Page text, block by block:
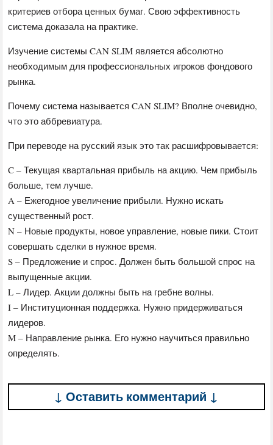
критериев отбора ценных бумаг. Свою эффективность
система доказала на практике.
Изучение системы CAN SLIM является абсолютно
необходимым для профессиональных игроков фондового
рынка.
Почему система называется CAN SLIM? Вполне очевидно,
что это аббревиатура.
При переводе на русский язык это так расшифровывается:
C – Текущая квартальная прибыль на акцию. Чем прибыль
больше, тем лучше.
A – Ежегодное увеличение прибыли. Нужно искать
существенный рост.
N – Новые продукты, новое управление, новые пики. Стоит
совершать сделки в нужное время.
S – Предложение и спрос. Должен быть большой спрос на
выпущенные акции.
L – Лидер. Акции должны быть на гребне волны.
I – Институционная поддержка. Нужно придерживаться
лидеров.
M – Направление рынка. Его нужно научиться правильно
определять.
↓ Оставить комментарий ↓